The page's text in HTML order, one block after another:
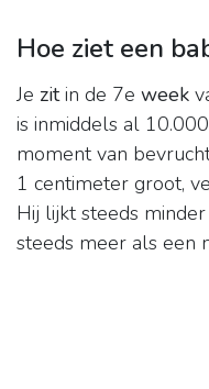
Hoe ziet een
Je zitin de 7e week
is inmiddels al
moment van
1 centimeter groot,
Hij lijkt steeds
steeds meer als een